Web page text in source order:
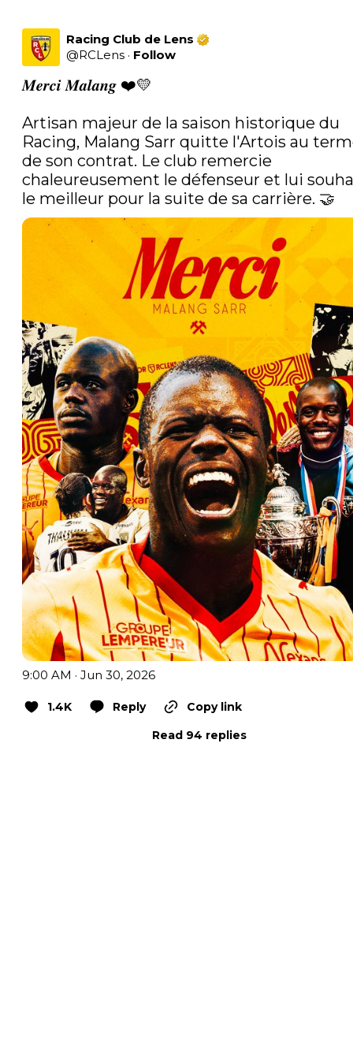
Racing Club de Lens
@RCLens · Follow
𝑴𝒆𝒓𝒄𝒊 𝑴𝒂𝒍𝒂𝒏𝒈 ❤️💛
Artisan majeur de la saison historique du
Racing, Malang Sarr quitte l'Artois au
de son contrat. Le club remercie
chaleureusement le défenseur et lui
le meilleur pour la suite de sa carrière. 🤝
9:00 AM · Jun 30, 2026
1.4K Reply
Copy link
Read 94 replies